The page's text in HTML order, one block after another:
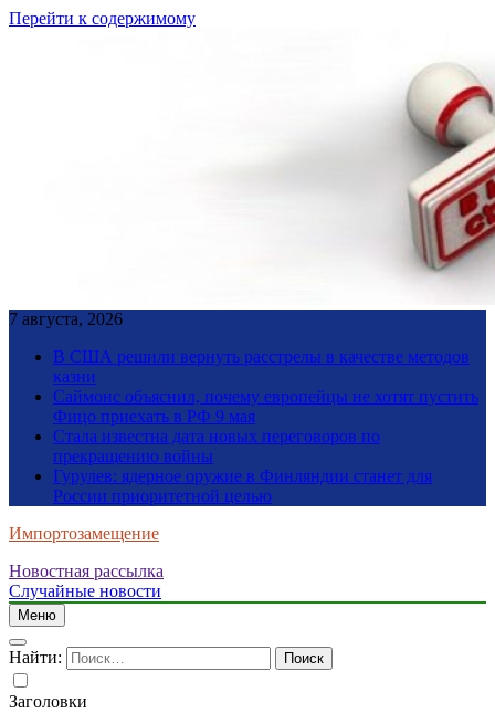
Перейти к содержимому
7 августа, 2026
В США решили вернуть расстрелы в качестве методов
казни
Саймонс объяснил, почему европейцы не хотят пустить
Фицо приехать в РФ 9 мая
Стала известна дата новых переговоров по
прекращению войны
Гурулев: ядерное оружие в Финляндии станет для
России приоритетной целью
Импортозамещение
Новостная рассылка
Случайные новости
Меню
Найти:
Заголовки